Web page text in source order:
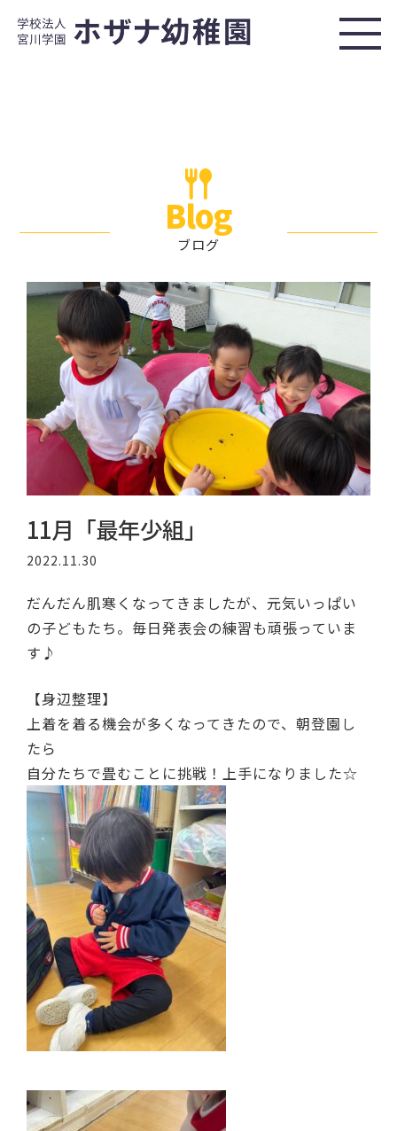
Blog
ブログ
11月「最年少組」
2022.11.30
だんだん肌寒くなってきましたが、元気いっぱい
の子どもたち。毎日発表会の練習も頑張っていま
す♪
【身辺整理】
上着を着る機会が多くなってきたので、朝登園し
たら
自分たちで畳むことに挑戦！上手になりました☆